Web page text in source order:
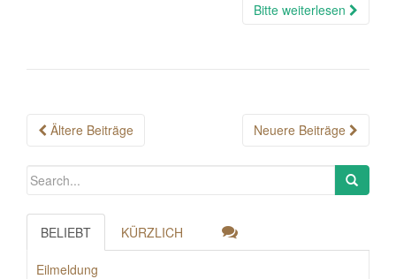
Bitte weiterlesen
Posts
Ältere Beiträge Neuere Beiträge
BELIEBT KÜRZLICH
Eilmeldung